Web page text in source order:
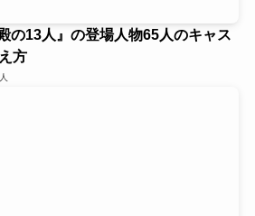
の13人』の登場人物65人のキャス
方